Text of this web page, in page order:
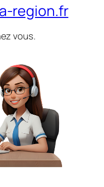
region.fr
vous.